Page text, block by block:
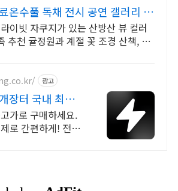
온수풀 독채 전시 공연 갤러리 문
이빗 자쿠지가 있는 산방산 뷰 컬러
추천 귤정원과 계절 꽃 조경 산책, 호
광고
장터 국내 최대
가로 구매하세요.
로 간편하게! 전국